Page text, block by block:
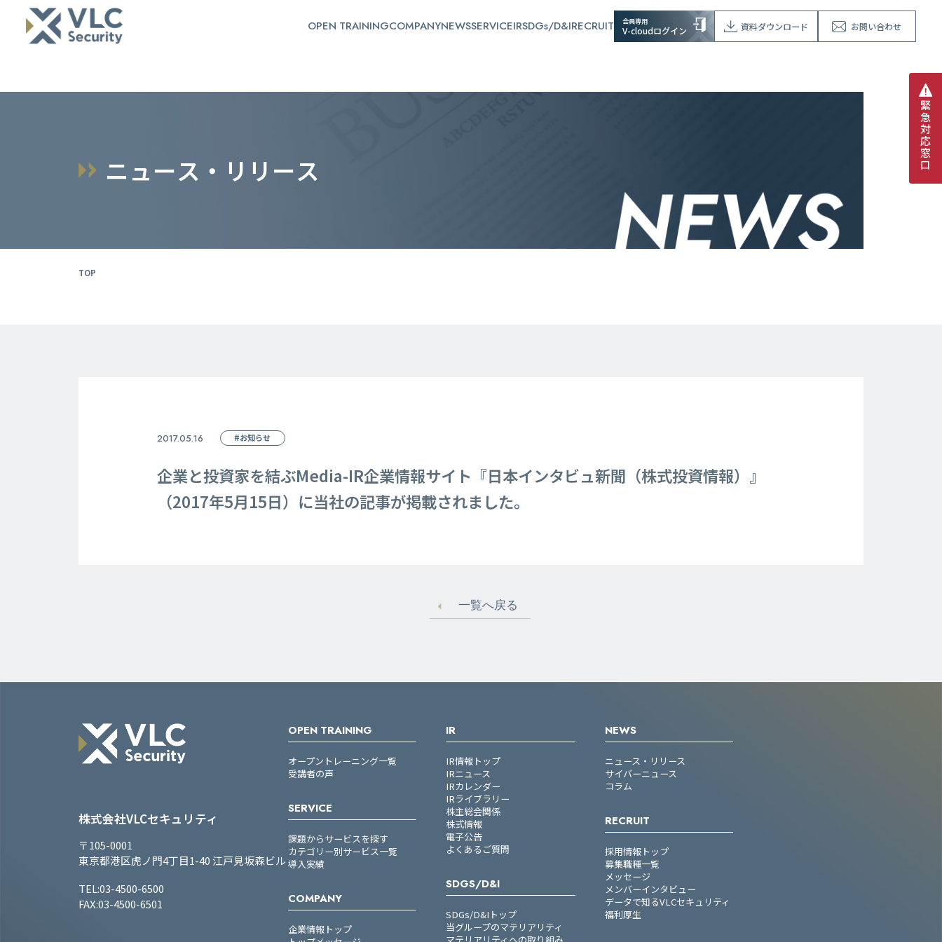
OPEN TRAININGCOMPANYNEWSSERVICEIRSDGs/D&IRECRUIT 会員専用
V-cloudログイン 資料ダウンロード お問い合わせ
緊
急
対
応
窓
口
ニュース ・ リ リ ース
TOP
2017.05.16 #お知らせ
企業と投資家を結ぶMedia-IR企業情報サイト『日本インタビュ新聞（株式投資情報）』
（2017年5月15日）に当社の記事が掲載されました。
一覧へ戻る
株式会社VLCセキュリティ
〒105-0001
東京都港区虎ノ門4丁目1-40 江戸見坂森ビル
TEL:03-4500-6500
FAX:03-4500-6501
OPEN TRAINING
オープントレーニング一覧
受講者の声
SERVICE
課題からサービスを探す
カテゴリー別サービス一覧
導入実績
COMPANY
企業情報トップ
IR
IR情報トップ
IRニュース
IRカレンダー
IRライブラリー
株主総会関係
株式情報
電子公告
よくあるご質問
SDGS/D&I
SDGs/D&Iトップ
当グループのマテリアリティ
NEWS
ニュース・リリース
サイバーニュース
コラム
RECRUIT
採用情報トップ
募集職種一覧
メッセージ
メンバーインタビュー
データで知るVLCセキュリティ
福利厚生